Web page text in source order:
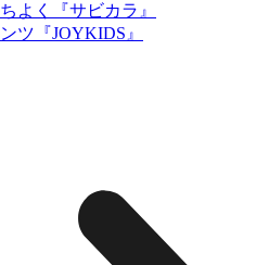
よく『サビカラ』
ツ『JOYKIDS』